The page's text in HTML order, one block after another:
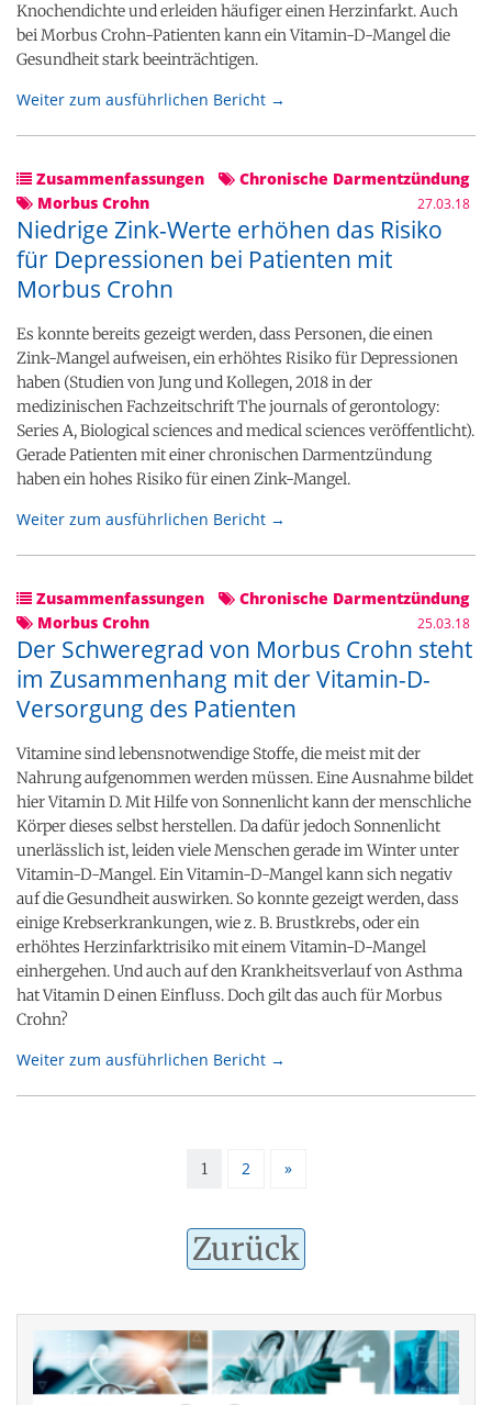
Knochendichte und erleiden häufiger einen Herzinfarkt. Auch
bei Morbus Crohn-Patienten kann ein Vitamin-D-Mangel die
Gesundheit stark beeinträchtigen.
Weiter zum ausführlichen Bericht →
Zusammenfassungen
Chronische Darmentzündung
Morbus Crohn
27.03.18
Niedrige Zink-Werte erhöhen das Risiko
für Depressionen bei Patienten mit
Morbus Crohn
Es konnte bereits gezeigt werden, dass Personen, die einen
Zink-Mangel aufweisen, ein erhöhtes Risiko für Depressionen
haben (Studien von Jung und Kollegen, 2018 in der
medizinischen Fachzeitschrift The journals of gerontology:
Series A, Biological sciences and medical sciences veröffentlicht).
Gerade Patienten mit einer chronischen Darmentzündung
haben ein hohes Risiko für einen Zink-Mangel.
Weiter zum ausführlichen Bericht →
Zusammenfassungen
Chronische Darmentzündung
Morbus Crohn
25.03.18
Der Schweregrad von Morbus Crohn steht
im Zusammenhang mit der Vitamin-D-
Versorgung des Patienten
Vitamine sind lebensnotwendige Stoffe, die meist mit der
Nahrung aufgenommen werden müssen. Eine Ausnahme bildet
hier Vitamin D. Mit Hilfe von Sonnenlicht kann der menschliche
Körper dieses selbst herstellen. Da dafür jedoch Sonnenlicht
unerlässlich ist, leiden viele Menschen gerade im Winter unter
Vitamin-D-Mangel. Ein Vitamin-D-Mangel kann sich negativ
auf die Gesundheit auswirken. So konnte gezeigt werden, dass
einige Krebserkrankungen, wie z. B. Brustkrebs, oder ein
erhöhtes Herzinfarktrisiko mit einem Vitamin-D-Mangel
einhergehen. Und auch auf den Krankheitsverlauf von Asthma
hat Vitamin D einen Einfluss. Doch gilt das auch für Morbus
Crohn?
Weiter zum ausführlichen Bericht →
1 2 »
Zurück